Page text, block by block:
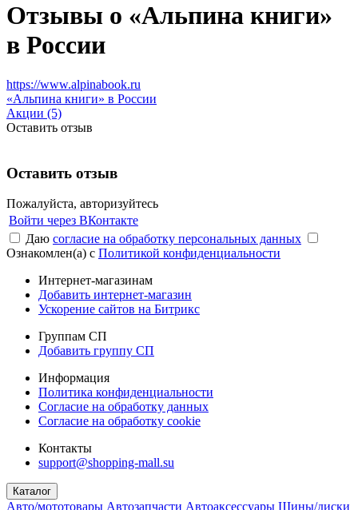
Отзывы о «Альпина книги»
в России
https://www.alpinabook.ru
«Альпина книги» в России
Акции (5)
Оставить отзыв
Оставить отзыв
Пожалуйста, авторизуйтесь
Войти через ВКонтакте
Даю согласие на обработку персональных данных
Ознакомлен(а) с Политикой конфиденциальности
Интернет-магазинам
Добавить интернет-магазин
Ускорение сайтов на Битрикс
Группам СП
Добавить группу СП
Информация
Политика конфиденциальности
Согласие на обработку данных
Согласие на обработку cookie
Контакты
support@shopping-mall.su
Каталог
Авто/мототовары Автозапчасти Автоаксессуары Шины/диски